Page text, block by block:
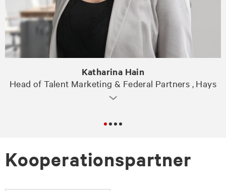
Katharina Hain
Head of Talent Marketing & Federal Partners , Hays
Kooperationspartner